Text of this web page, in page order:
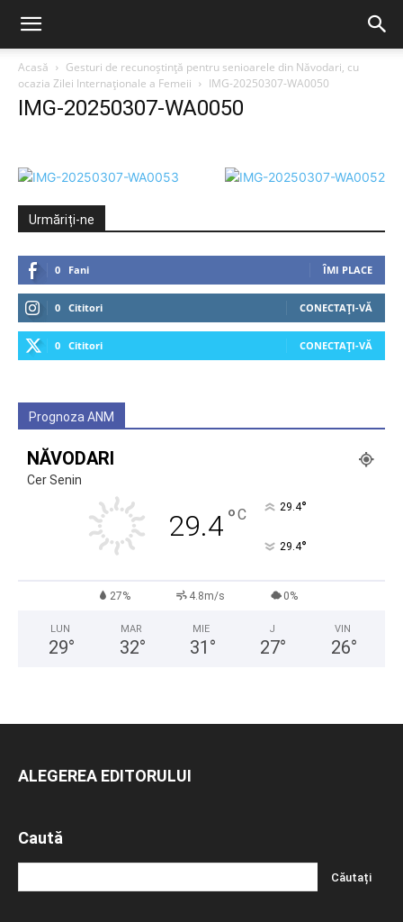
Acasă
Gesturi de recunoștință pentru senioarele din Năvodari, cu
ocazia Zilei Internaționale a Femeii
IMG-20250307-WA0050
IMG-20250307-WA0050
Urmăriți-ne
0 Fani ÎMI PLACE
0 Cititori CONECTAȚI-VĂ
0 Cititori CONECTAȚI-VĂ
Prognoza ANM
NĂVODARI
Cer Senin
29.4°C 29.4°
29.4°
27% 4.8m/s 0%
LUN
29°
MAR
32°
MIE
31 °
J
27°
VIN
26°
ALEGEREA EDITORULUI
Caută